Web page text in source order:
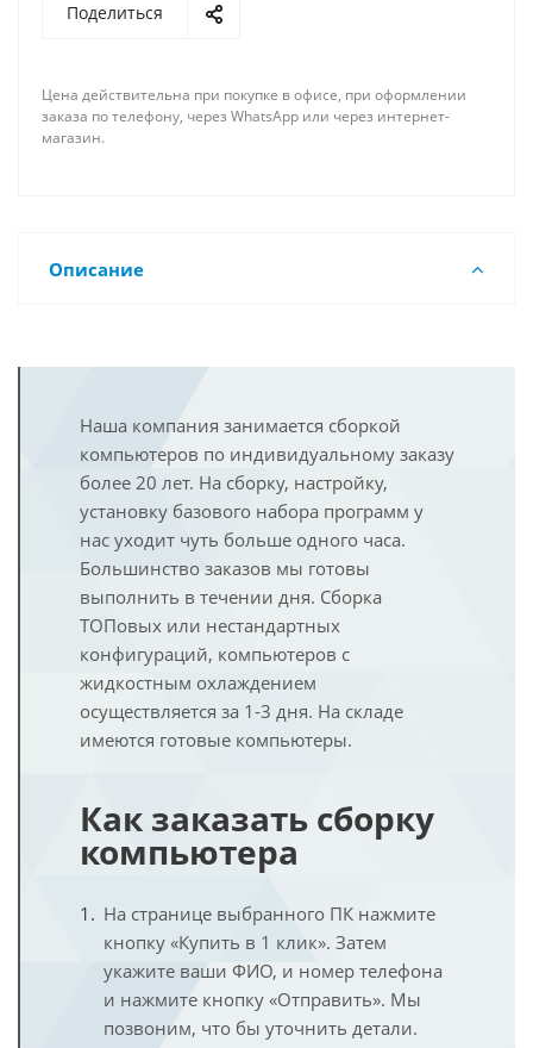
Поделиться
Цена действительна при покупке в офисе, при оформлении
заказа по телефону, через WhatsApp или через интернет-
магазин.
Описание
Наша компания занимается сборкой
компьютеров по индивидуальному заказу
более 20 лет. На сборку, настройку,
установку базового набора программ у
нас уходит чуть больше одного часа.
Большинство заказов мы готовы
выполнить в течении дня. Сборка
ТОПовых или нестандартных
конфигураций, компьютеров с
жидкостным охлаждением
осуществляется за 1-3 дня. На складе
имеются готовые компьютеры.
Как заказать сборку
компьютера
На странице выбранного ПК нажмите
кнопку «Купить в 1 клик». Затем
укажите ваши ФИО, и номер телефона
и нажмите кнопку «Отправить». Мы
позвоним, что бы уточнить детали.